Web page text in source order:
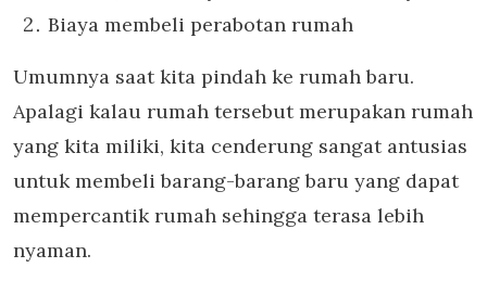
Biaya membeli perabotan rumah
Umumnya saat kita pindah ke rumah baru.
Apalagi kalau rumah tersebut merupakan rumah
yang kita miliki, kita cenderung sangat antusias
untuk membeli barang-barang baru yang dapat
mempercantik rumah sehingga terasa lebih
nyaman.